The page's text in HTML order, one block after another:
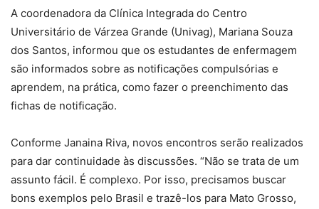
A coordenadora da Clínica Integrada do Centro
Universitário de Várzea Grande (Univag), Mariana Souza
dos Santos, informou que os estudantes de enfermagem
são informados sobre as notificações compulsórias e
aprendem, na prática, como fazer o preenchimento das
fichas de notificação.
Conforme Janaina Riva, novos encontros serão realizados
para dar continuidade às discussões. “Não se trata de um
assunto fácil. É complexo. Por isso, precisamos buscar
bons exemplos pelo Brasil e trazê-los para Mato Grosso,